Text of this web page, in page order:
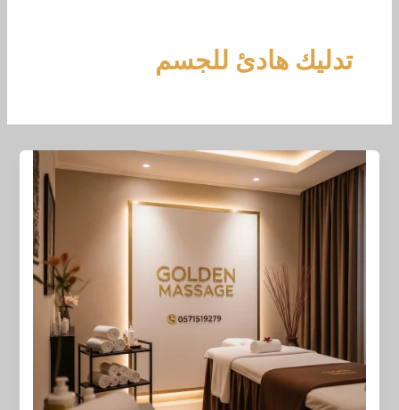
تدليك هادئ للجسم